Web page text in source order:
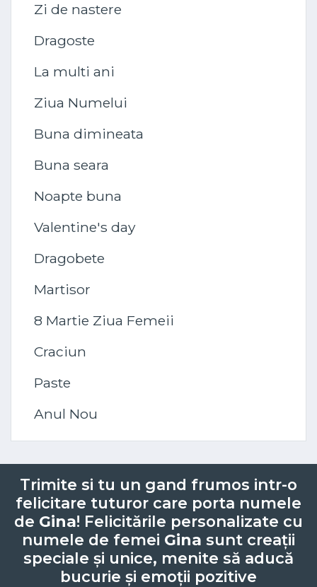
Zi de nastere
Dragoste
La multi ani
Ziua Numelui
Buna dimineata
Buna seara
Noapte buna
Valentine's day
Dragobete
Martisor
8 Martie Ziua Femeii
Craciun
Paste
Anul Nou
Trimite si tu un gand frumos intr-o
felicitare tuturor care porta numele
de Gina! Felicitările personalizate cu
numele de femei Gina sunt creații
speciale și unice, menite să aducă
bucurie și emoții pozitive